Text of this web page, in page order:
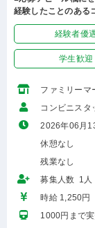
経験したことのある
経験者優
学生歓迎
ファミリーマ
コンビニスタ
2026年06月
休憩なし
残業なし
募集人数 1人
時給 1,250円
1000円まで